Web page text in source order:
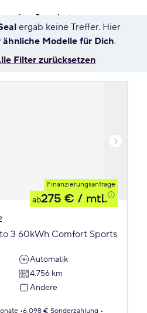
Angebote
ergab keine Treffer. Hier
ähnliche Modelle für Dich.
Filter zurücksetzen
Finanzierungsanfrage
ab275 € / mtl.
3 60kWh Comfort Sports
Automatik
4.756 km
Andere
6.098 € Sonderzahlung